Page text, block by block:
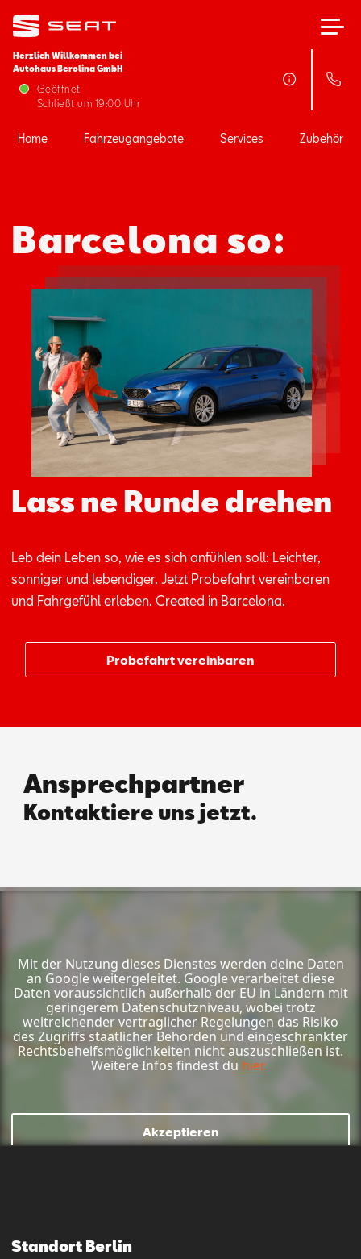
Herzlich Willkommen bei
Autohaus Berolina GmbH
Geöffnet
Schließt um 19:00 Uhr
Home
Fahrzeugangebote
Zubehör
SEAT FOR BUSINESS
Über uns
Aktionen
Home Fahrzeugangebote Services Zubehör
Barcelona so:
Lass ne Runde drehen
Leb dein Le­ben so, wie es sich an­füh­len soll: Leich­ter,
son­ni­ger und le­ben­di­ger. Jetzt Pro­be­fahrt ver­ein­ba­ren
und Fahr­ge­fühl er­le­ben. Crea­ted in Bar­ce­lo­na.
Probefahrt vereinbaren
Ansprechpartner
Kontaktiere uns jetzt.
Mit der Nutzung dieses Dienstes werden deine Daten
an Google weitergeleitet. Google verarbeitet diese
Daten voraussichtlich außerhalb der EU in Ländern mit
geringerem Datenschutzniveau, wobei trotz
weitreichender vertraglicher Regelungen das Risiko
des Zugriffs staatlicher Behörden und eingeschränkter
Rechtsbehelfsmöglichkeiten nicht auszuschließen ist.
Weitere Infos findest du hier.
Akzeptieren
Standort Berlin